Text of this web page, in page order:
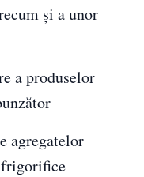
și a unor
a produselor
agregatelor